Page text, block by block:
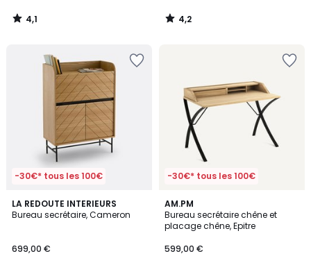
4,1
/
4,2
/
-30€* tous les 100€
LA REDOUTE INTERIEURS
Bureau secrétaire, Cameron
699,00 €
4,2
/ 5
-30€* tous les 100€
AM.PM
Bureau secrétaire chêne et
placage chêne, Epitre
599,00 €
4,7
/ 5